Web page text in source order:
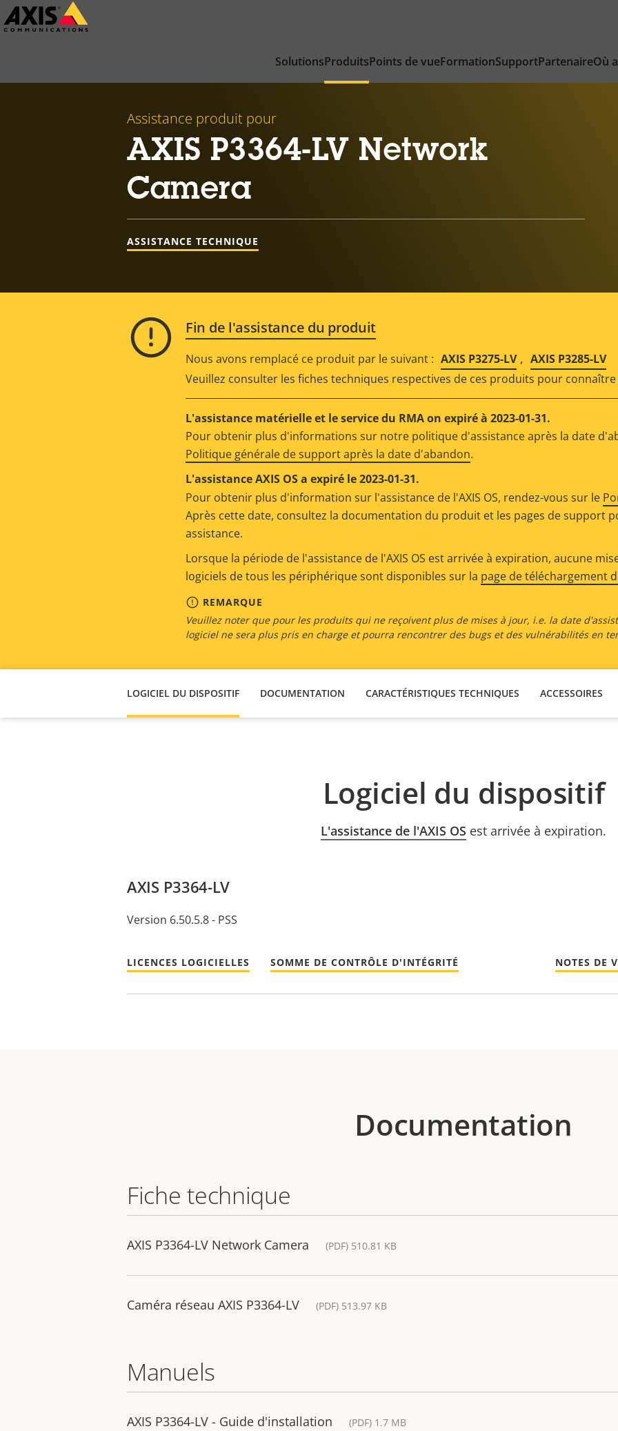
Passer
au
SolutionsProduitsPoints de vueFormationSupportPartenaireOù
Assistance produit pour
AXIS P3364-LV Network
Camera
ASSISTANCE TECHNIQUE
Fin de l'assistance du produit
Nous avons remplacé ce produit par le suivant : AXIS P3275-LV, AXIS P3285-LV
Veuillez consulter les fiches techniques respectives de ces produits pour
L'assistance matérielle et le service du RMA on expiré à 2023-01-31.
Pour obtenir plus d'informations sur notre politique d'assistance après la date
Politique générale de support après la date d'abandon.
L'assistance AXIS OS a expiré le 2023-01-31.
Pour obtenir plus d'information sur l'assistance de l'AXIS OS, rendez-vous sur le
Après cette date, consultez la documentation du produit et les pages de support
assistance.
Lorsque la période de l'assistance de l'AXIS OS est arrivée à expiration, aucune
logiciels de tous les périphérique sont disponibles sur la page de téléchargement
REMARQUE
Veuillez noter que pour les produits qui ne reçoivent plus de mises à jour, i.e. la date
logiciel ne sera plus pris en charge et pourra rencontrer des bugs et des vulnérabilités en
LOGICIEL DU DISPOSITIF DOCUMENTATION CARACTÉRISTIQUES TECHNIQUES ACCESSOIRES
Logiciel du dispositif
L'assistance de l'AXIS OS est arrivée à expiration.
AXIS P3364-LV
Version 6.50.5.8 - PSS
LICENCES LOGICIELLES SOMME DE CONTRÔLE D'INTÉGRITÉ NOTES DE
Documentation
Fiche technique
AXIS P3364-LV Network Camera (PDF) 510.81 KB
Caméra réseau AXIS P3364-LV (PDF) 513.97 KB
Manuels
AXIS P3364-LV - Guide d'installation (PDF) 1.7 MB